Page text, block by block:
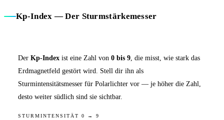
Kp-Index — Der Sturmstärkemesser
Der Kp-Index ist eine Zahl von 0 bis 9, die misst, wie stark das
Erdmagnetfeld gestört wird. Stell dir ihn als
Sturmintensitätsmesser für Polarlichter vor — je höher die Zahl,
desto weiter südlich sind sie sichtbar.
STURMINTENSITÄT 0 → 9